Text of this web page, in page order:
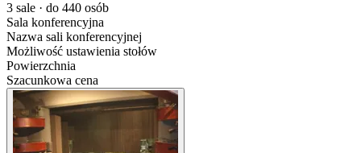
3 sale · do 440 osób
Sala konferencyjna
Nazwa sali konferencyjnej
Możliwość ustawienia stołów
Powierzchnia
Szacunkowa cena